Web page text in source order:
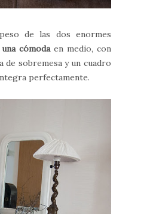
de las dos enormes
una cómodaen medio, con
de sobremesa y un cuadro
perfectamente.